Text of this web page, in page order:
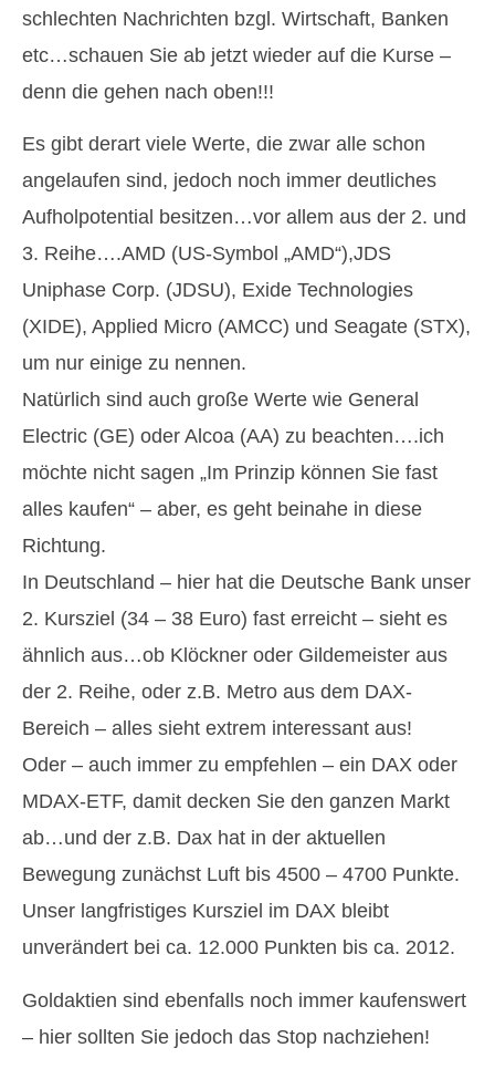
schlechten Nachrichten bzgl. Wirtschaft, Banken
etc…schauen Sie ab jetzt wieder auf die Kurse –
denn die gehen nach oben!!!
Es gibt derart viele Werte, die zwar alle schon
angelaufen sind, jedoch noch immer deutliches
Aufholpotential besitzen…vor allem aus der 2. und
3. Reihe….AMD (US-Symbol „AMD“),JDS
Uniphase Corp. (JDSU), Exide Technologies
(XIDE), Applied Micro (AMCC) und Seagate (STX),
um nur einige zu nennen.
Natürlich sind auch große Werte wie General
Electric (GE) oder Alcoa (AA) zu beachten….ich
möchte nicht sagen „Im Prinzip können Sie fast
alles kaufen“ – aber, es geht beinahe in diese
Richtung.
In Deutschland – hier hat die Deutsche Bank unser
2. Kursziel (34 – 38 Euro) fast erreicht – sieht es
ähnlich aus…ob Klöckner oder Gildemeister aus
der 2. Reihe, oder z.B. Metro aus dem DAX-
Bereich – alles sieht extrem interessant aus!
Oder – auch immer zu empfehlen – ein DAX oder
MDAX-ETF, damit decken Sie den ganzen Markt
ab…und der z.B. Dax hat in der aktuellen
Bewegung zunächst Luft bis 4500 – 4700 Punkte.
Unser langfristiges Kursziel im DAX bleibt
unverändert bei ca. 12.000 Punkten bis ca. 2012.
Goldaktien sind ebenfalls noch immer kaufenswert
– hier sollten Sie jedoch das Stop nachziehen!